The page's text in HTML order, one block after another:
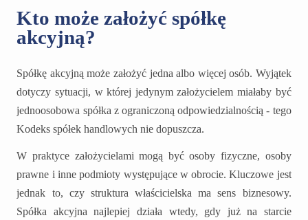
Kto może założyć spółkę
akcyjną?
Spółkę akcyjną może założyć jedna albo więcej osób. Wyjątek
dotyczy sytuacji, w której jedynym założycielem miałaby być
jednoosobowa spółka z ograniczoną odpowiedzialnością - tego
Kodeks spółek handlowych nie dopuszcza.
W praktyce założycielami mogą być osoby fizyczne, osoby
prawne i inne podmioty występujące w obrocie. Kluczowe jest
jednak to, czy struktura właścicielska ma sens biznesowy.
Spółka akcyjna najlepiej działa wtedy, gdy już na starcie